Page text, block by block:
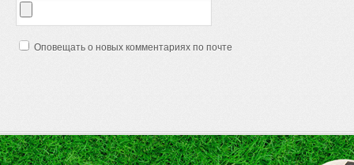
Оповещать о новых комментариях по почте